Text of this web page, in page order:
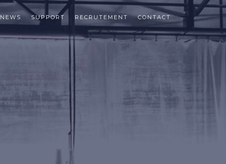
NEWS SUPPORT RECRUTEMENT CONTACT